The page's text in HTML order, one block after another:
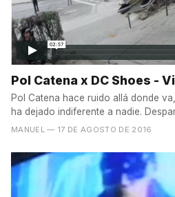
Pol Catena x DC Shoes -
Pol Catena hace ruido allá donde
ha dejado indiferente a nadie.
MANUEL — 17 DE AGOSTO DE 2016